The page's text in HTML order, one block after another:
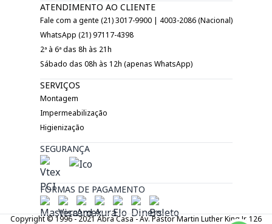
ATENDIMENTO AO CLIENTE
Fale com a gente (21) 3017-9900 | 4003-2086 (Nacional)
WhatsApp (21) 97117-4398
2ª à 6ª das 8h às 21h
Sábado das 08h às 12h (apenas WhatsApp)
SERVIÇOS
Montagem
Impermeabilização
Higienização
SEGURANÇA
FORMAS DE PAGAMENTO
Copyright © 1996 - 2021 Abra Casa - Av. Pastor Martin Luther King Jr. 126